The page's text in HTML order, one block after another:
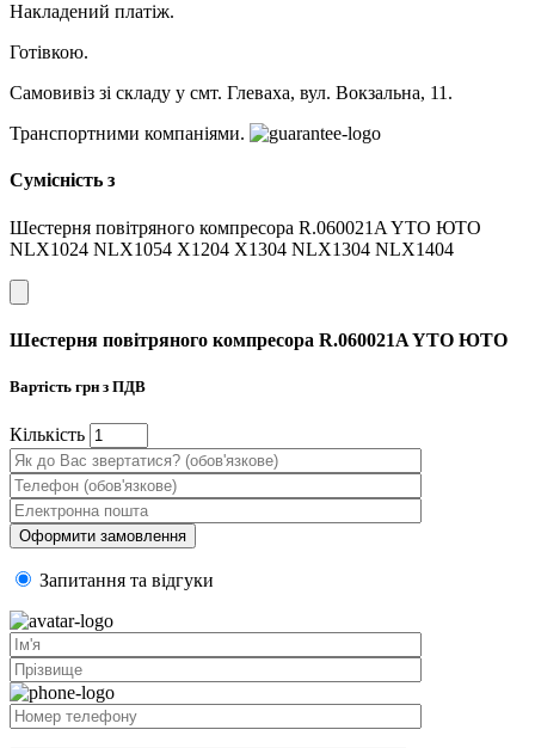
Накладений платіж.
Готівкою.
Самовивіз зі складу у смт. Глеваха, вул. Вокзальна, 11.
Транспортними компаніями.
Сумісність з
Шестерня повітряного компресора R.060021A YTO ЮТО
NLX1024 NLX1054 X1204 X1304 NLX1304 NLX1404
Шестерня повітряного компресора R.060021A YTO ЮТО
Вартість грн з ПДВ
Кiлькiсть
Запитання та вiдгуки